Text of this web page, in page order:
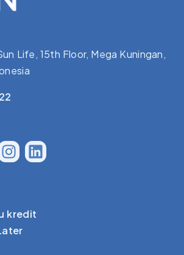
Life, 15th Floor, Mega Kuningan,
kredit